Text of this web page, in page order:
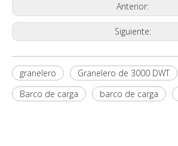
Anterior:
Siguiente:
granelero
Granelero de 3000 DWT
Barco de carga
barco de carga